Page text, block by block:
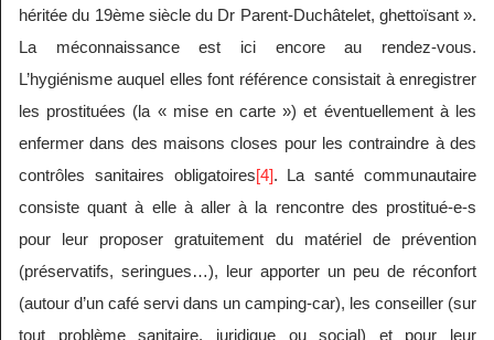
héritée du 19ème siècle du Dr Parent-Duchâtelet, ghettoïsant ».
La méconnaissance est ici encore au rendez-vous.
L’hygiénisme auquel elles font référence consistait à enregistrer
les prostituées (la « mise en carte ») et éventuellement à les
enfermer dans des maisons closes pour les contraindre à des
contrôles sanitaires obligatoires[4]. La santé communautaire
consiste quant à elle à aller à la rencontre des prostitué-e-s
pour leur proposer gratuitement du matériel de prévention
(préservatifs, seringues…), leur apporter un peu de réconfort
(autour d’un café servi dans un camping-car), les conseiller (sur
tout problème sanitaire, juridique ou social) et pour leur